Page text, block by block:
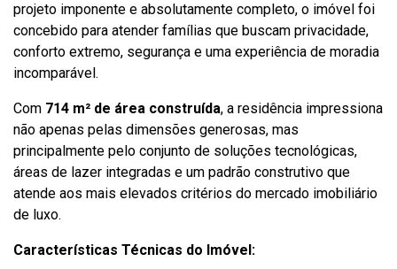
projeto imponente e absolutamente completo, o imóvel foi
concebido para atender famílias que buscam privacidade,
conforto extremo, segurança e uma experiência de moradia
incomparável.
Com 714 m² de área construída, a residência impressiona
não apenas pelas dimensões generosas, mas
principalmente pelo conjunto de soluções tecnológicas,
áreas de lazer integradas e um padrão construtivo que
atende aos mais elevados critérios do mercado imobiliário
de luxo.
Características Técnicas do Imóvel: